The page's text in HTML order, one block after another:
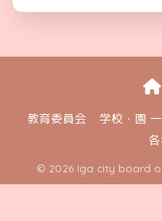
教育委員会 学校・園
© 2026 Iga city board